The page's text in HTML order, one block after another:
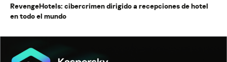
RevengeHotels: cibercrimen dirigido a recepciones de hotel
en todo el mundo